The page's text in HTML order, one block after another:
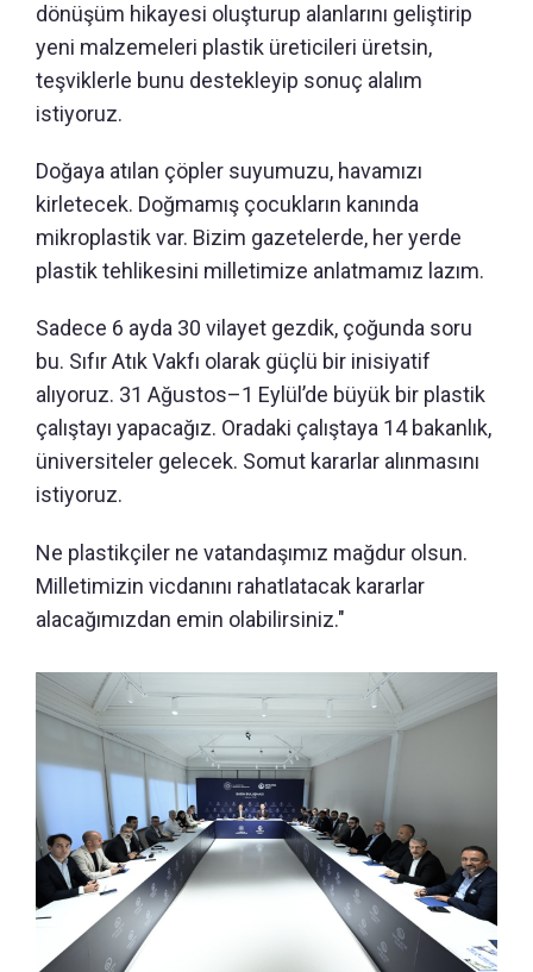
dönüşüm hikayesi oluşturup alanlarını geliştirip
yeni malzemeleri plastik üreticileri üretsin,
teşviklerle bunu destekleyip sonuç alalım
istiyoruz.
Doğaya atılan çöpler suyumuzu, havamızı
kirletecek. Doğmamış çocukların kanında
mikroplastik var. Bizim gazetelerde, her yerde
plastik tehlikesini milletimize anlatmamız lazım.
Sadece 6 ayda 30 vilayet gezdik, çoğunda soru
bu. Sıfır Atık Vakfı olarak güçlü bir inisiyatif
alıyoruz. 31 Ağustos–1 Eylül’de büyük bir plastik
çalıştayı yapacağız. Oradaki çalıştaya 14 bakanlık,
üniversiteler gelecek. Somut kararlar alınmasını
istiyoruz.
Ne plastikçiler ne vatandaşımız mağdur olsun.
Milletimizin vicdanını rahatlatacak kararlar
alacağımızdan emin olabilirsiniz."